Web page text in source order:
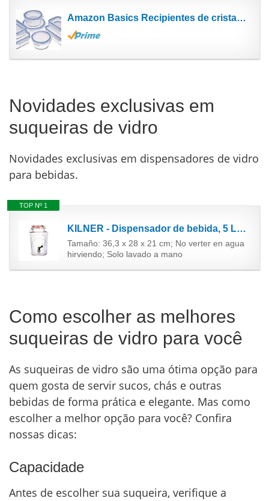
Amazon Basics Recipientes de cristal para alimentos, con cierre 14 Unidad (7 envases + 7 tapas), sin...
Novidades exclusivas em
suqueiras de vidro
Novidades exclusivas em dispensadores de vidro
para bebidas.
TOP Nº 1
KILNER - Dispensador de bebida, 5 Litre, 5 Litre Vintage, 1
Tamaño: 36,3 x 28 x 21 cm; No verter en agua
hirviendo; Solo lavado a mano
Como escolher as melhores
suqueiras de vidro para você
As suqueiras de vidro são uma ótima opção para
quem gosta de servir sucos, chás e outras
bebidas de forma prática e elegante. Mas como
escolher a melhor opção para você? Confira
nossas dicas:
Capacidade
Antes de escolher sua suqueira, verifique a